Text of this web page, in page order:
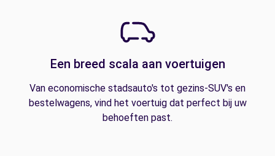
Een breed scala aan voertuigen
Van economische stadsauto's tot gezins-SUV's en
bestelwagens, vind het voertuig dat perfect bij uw
behoeften past.